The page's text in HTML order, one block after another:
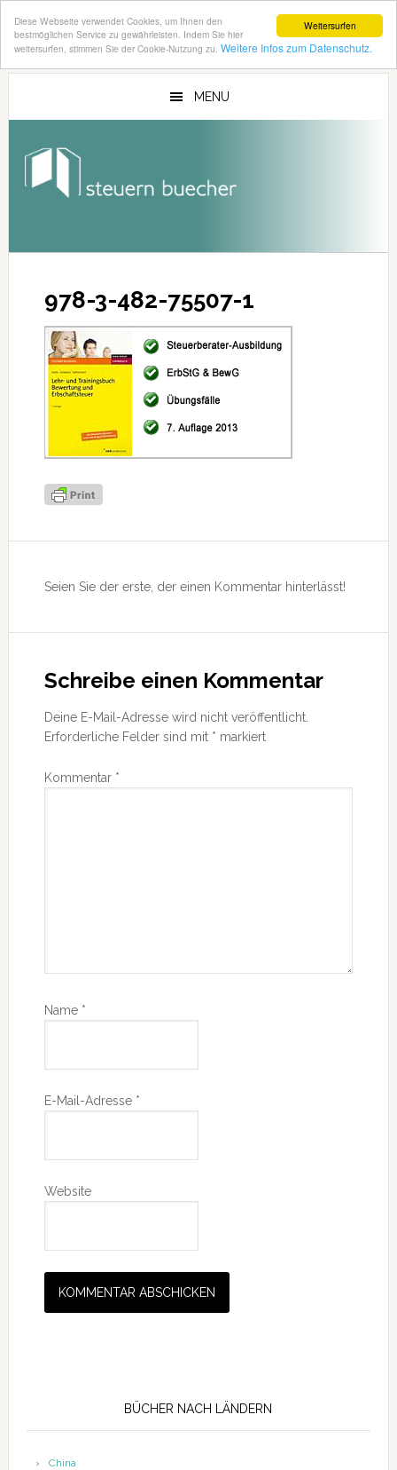
Weitersurfen
Diese Webseite verwendet Cookies, um Ihnen den
bestmöglichen Service zu gewährleisten. Indem Sie hier
weitersurfen, stimmen Sie der Cookie-Nutzung zu. Weitere Infos zum Datenschutz.
Zum
Zur
MENU
978-3-482-75507-1
Interaktionen
Seien Sie der erste, der einen Kommentar hinterlässt!
Schreibe einen Kommentar
Deine E-Mail-Adresse wird nicht veröffentlicht.
Erforderliche Felder sind mit * markiert
Kommentar *
Name *
E-Mail-Adresse *
Website
BÜCHER NACH LÄNDERN
China